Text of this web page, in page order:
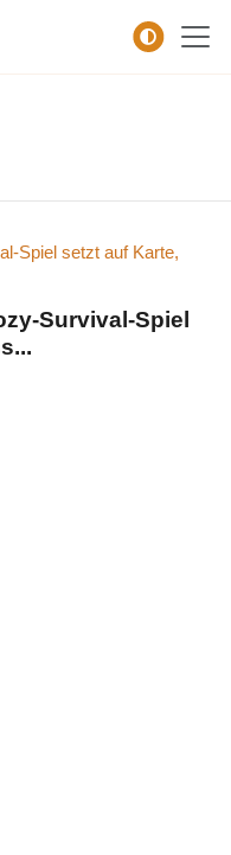
Survival-Spiel